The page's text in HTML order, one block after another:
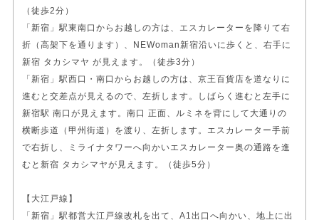
（徒歩2分）
「新宿」駅東南口からお越しの方は、エスカレーターを降りて右
折（高架下を通ります）、NEWoman新宿沿いに歩くと、右手に
新宿 タカシマヤ が見えます。（徒歩3分）
「新宿」駅西口・南口からお越しの方は、京王百貨店を道なりに
進むと交差点が見えるので、左折します。しばらく進むと左手に
新宿駅 南口が見えます。南口 正面、ルミネを背にして大通りの
横断歩道（甲州街道）を渡り、左折します。エスカレーター手前
で右折し、ミライナタワーへ向かいエスカレーター奥の通路を進
むと新宿 タカシマヤが見えます。（徒歩5分）
【大江戸線】
「新宿」駅都営大江戸線改札を出て、A1出口へ向かい、地上に出